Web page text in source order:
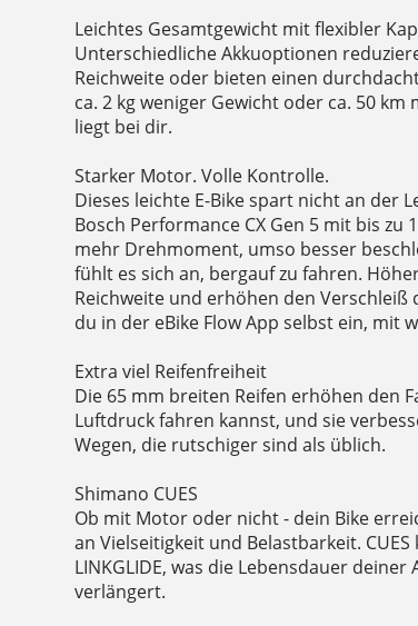
Leichtes Gesamtgewicht mit flexibler
Unterschiedliche Akkuoptionen
Reichweite oder bieten einen
ca. 2 kg weniger Gewicht oder ca. 50
liegt bei dir.
Starker Motor. Volle Kontrolle.
Dieses leichte E-Bike spart nicht an der
Bosch Performance CX Gen 5 mit bis zu
mehr Drehmoment, umso besser
fühlt es sich an, bergauf zu fahren.
Reichweite und erhöhen den
du in der eBike Flow App selbst ein, mit
Extra viel Reifenfreiheit
Die 65 mm breiten Reifen erhöhen den
Luftdruck fahren kannst, und sie
Wegen, die rutschiger sind als üblich.
Shimano CUES
Ob mit Motor oder nicht - dein Bike
an Vielseitigkeit und Belastbarkeit.
LINKGLIDE, was die Lebensdauer
verlängert.